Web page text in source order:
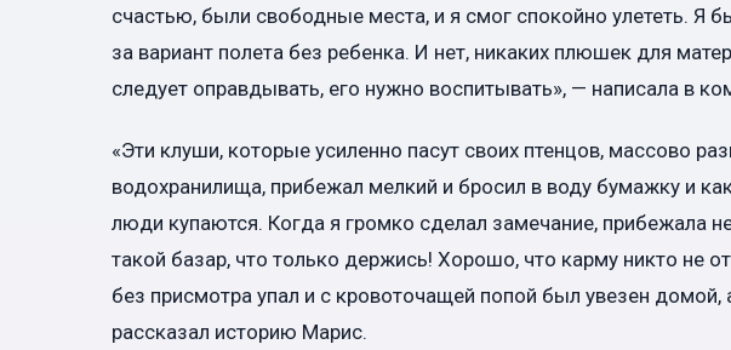
счастью, были свободные места, и я смог спокойно улететь. Я
за вариант полета без ребенка. И нет, никаких плюшек для
следует оправдывать, его нужно воспитывать», — написала в
«Эти клуши, которые усиленно пасут своих птенцов, массово
водохранилища, прибежал мелкий и бросил в воду бумажку и
люди купаются. Когда я громко сделал замечание, прибежала
такой базар, что только держись! Хорошо, что карму никто не
без присмотра упал и с кровоточащей попой был увезен домой,
рассказал историю Марис.